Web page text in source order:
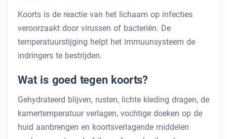
Koorts is de reactie van het lichaam op infecties
veroorzaakt door virussen of bacteriën. De
temperatuurstijging helpt het immuunsysteem de
indringers te bestrijden.
Wat is goed tegen koorts?
Gehydrateerd blijven, rusten, lichte kleding dragen, de
kamertemperatuur verlagen, vochtige doeken op de
huid aanbrengen en koortsverlagende middelen